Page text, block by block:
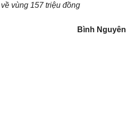
vùng 157 triệu đồng
Bình Nguyên